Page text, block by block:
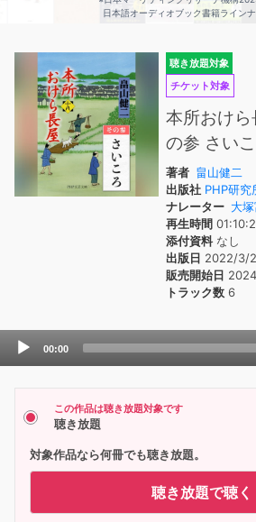
日本語オーディオブック書籍ライン
聴き放題対象
チケット対象
本所おけ
の参 さい
著者 畠山健二
出版社 PHP研究
ナレーター 大
再生時間
添付資料なし
出版日 2022/3/
販売開始日
トラック数 6
Audio
00:00
この作品は聴き放題対象です
聴き放題
対象作品なら何冊でも聴き放題。
聴き放題で聴く